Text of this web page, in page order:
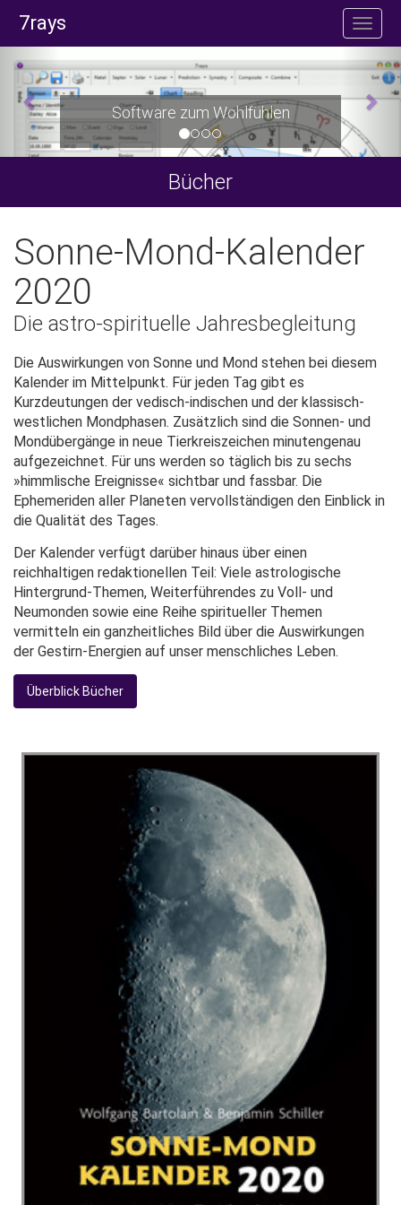
7rays
Software zum Wohlfühlen
Bücher
Sonne-Mond-Kalender
2020
Die astro-spirituelle Jahresbegleitung
Die Auswirkungen von Sonne und Mond stehen bei diesem
Kalender im Mittelpunkt. Für jeden Tag gibt es
Kurzdeutungen der vedisch-indischen und der klassisch-
westlichen Mondphasen. Zusätzlich sind die Sonnen- und
Mondübergänge in neue Tierkreiszeichen minutengenau
aufgezeichnet. Für uns werden so täglich bis zu sechs
»himmlische Ereignisse« sichtbar und fassbar. Die
Ephemeriden aller Planeten vervollständigen den Einblick in
die Qualität des Tages.
Der Kalender verfügt darüber hinaus über einen
reichhaltigen redaktionellen Teil: Viele astrologische
Hintergrund-Themen, Weiterführendes zu Voll- und
Neumonden sowie eine Reihe spiritueller Themen
vermitteln ein ganzheitliches Bild über die Auswirkungen
der Gestirn-Energien auf unser menschliches Leben.
Überblick Bücher